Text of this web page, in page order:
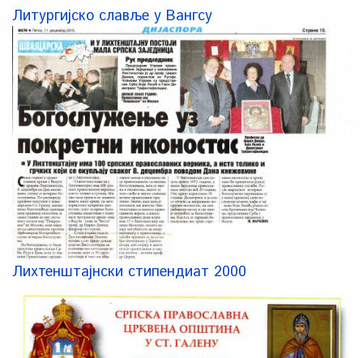
Литургијско славље у Вангсу
Лихтенштајнски стипендиат 2000